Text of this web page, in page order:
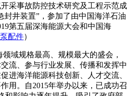
采事故防控技术研究及工程示范成
井装置”，参加了由中国海洋石油
第五届深海能源大会和中国海
配件）
域规格最高、规模最大的盛会，
流、参与行业发展、传播和发挥中
进海洋能源科技创新、人才交流、
用。自2015年举办以来，已成功召